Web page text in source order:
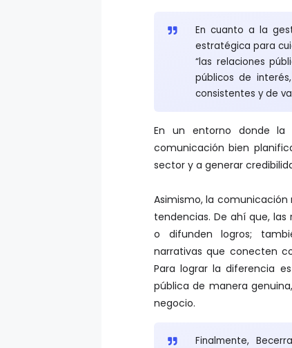
En cuanto a la
estratégica para
“las relaciones
públicos de
consistentes y de
En un entorno donde la
comunicación bien
sector y a generar
Asimismo, la
tendencias. De ahí que,
o difunden logros;
narrativas que conecten
Para lograr la diferencia
pública de manera
negocio.
Finalmente,